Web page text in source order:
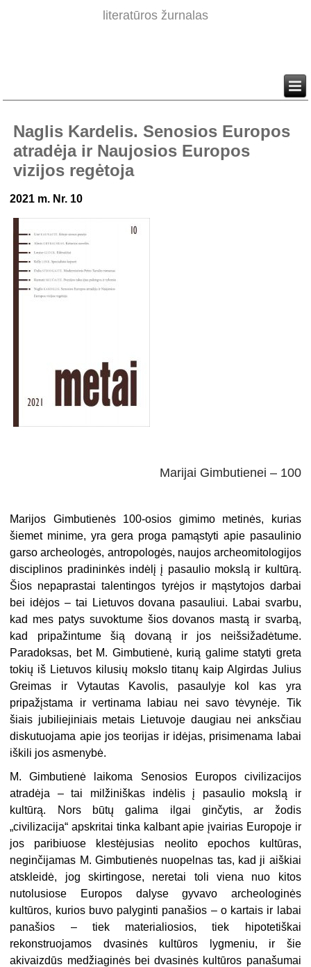
literatūros žurnalas
Naglis Kardelis. Senosios Europos
atradėja ir Naujosios Europos
vizijos regėtoja
2021 m. Nr. 10
Marijai Gimbutienei – 100
Marijos Gimbutienės 100-osios gimimo metinės, kurias
šiemet minime, yra gera proga pamąstyti apie pasaulinio
garso archeologės, antropologės, naujos archeomitologijos
disciplinos pradininkės indėlį į pasaulio mokslą ir kultūrą.
Šios nepaprastai talentingos tyrėjos ir mąstytojos darbai
bei idėjos – tai Lietuvos dovana pasauliui. Labai svarbu,
kad mes patys suvoktume šios dovanos mastą ir svarbą,
kad pripažintume šią dovaną ir jos neišsižadėtume.
Paradoksas, bet M. Gimbutienė, kurią galime statyti greta
tokių iš Lietuvos kilusių mokslo titanų kaip Algirdas Julius
Greimas ir Vytautas Kavolis, pasaulyje kol kas yra
pripažįstama ir vertinama labiau nei savo tėvynėje. Tik
šiais jubiliejiniais metais Lietuvoje daugiau nei anksčiau
diskutuojama apie jos teorijas ir idėjas, prisimenama labai
iškili jos asmenybė.
M. Gimbutienė laikoma Senosios Europos civilizacijos
atradėja – tai milžiniškas indėlis į pasaulio mokslą ir
kultūrą. Nors būtų galima ilgai ginčytis, ar žodis
„civilizacija“ apskritai tinka kalbant apie įvairias Europoje ir
jos paribiuose klestėjusias neolito epochos kultūras,
neginčijamas M. Gimbutienės nuopelnas tas, kad ji aiškiai
atskleidė, jog skirtingose, neretai toli viena nuo kitos
nutolusiose Europos dalyse gyvavo archeologinės
kultūros, kurios buvo palyginti panašios – o kartais ir labai
panašios – tiek materialiosios, tiek hipotetiškai
rekonstruojamos dvasinės kultūros lygmeniu, ir šie
akivaizdūs medžiaginės bei dvasinės kultūros panašumai